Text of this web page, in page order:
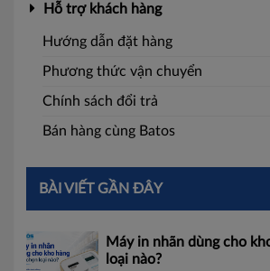
Hỗ trợ khách hàng
Hướng dẫn đặt hàng
Phương thức vận chuyển
Chính sách đổi trả
Bán hàng cùng Batos
BÀI VIẾT GẦN ĐÂY
Máy in nhãn dùng cho
loại nào?